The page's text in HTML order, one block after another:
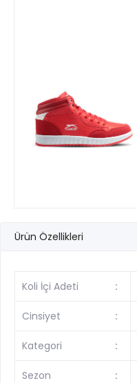
Ürün Özellikleri
Koli İçi Adeti :
Cinsiyet :
Kategori :
Sezon :